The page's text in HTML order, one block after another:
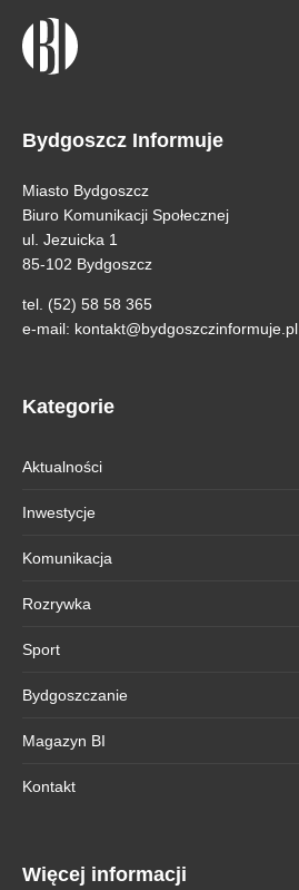
Bydgoszcz Informuje
Miasto Bydgoszcz
Biuro Komunikacji Społecznej
ul. Jezuicka 1
85-102 Bydgoszcz
tel. (52) 58 58 365
e-mail: kontakt@bydgoszczinformuje.pl
Kategorie
Aktualności
Inwestycje
Komunikacja
Rozrywka
Sport
Bydgoszczanie
Magazyn BI
Kontakt
Więcej informacji